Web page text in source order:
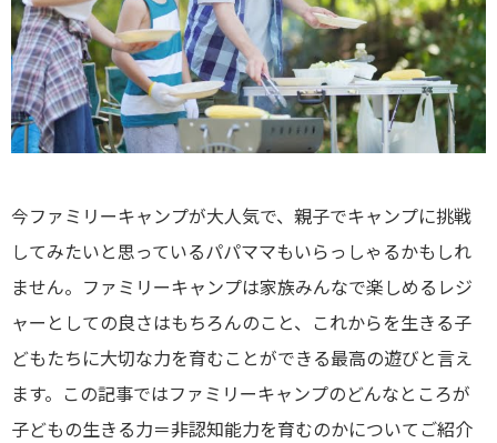
今ファミリーキャンプが大人気で、親子でキャンプに挑戦
してみたいと思っているパパママもいらっしゃるかもしれ
ません。ファミリーキャンプは家族みんなで楽しめるレジ
ャーとしての良さはもちろんのこと、これからを生きる子
どもたちに大切な力を育むことができる最高の遊びと言え
ます。この記事ではファミリーキャンプのどんなところが
子どもの生きる力＝非認知能力を育むのかについてご紹介